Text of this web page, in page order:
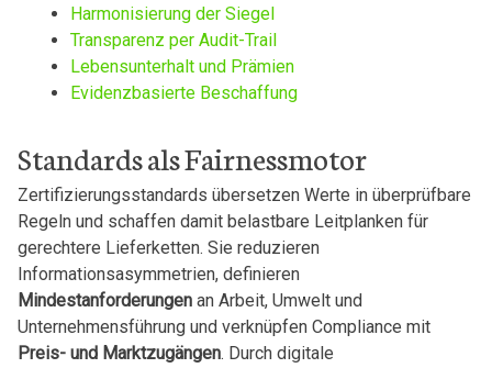
Harmonisierung der Siegel
Transparenz per Audit-Trail
Lebensunterhalt und Prämien
Evidenzbasierte Beschaffung
Standards als Fairnessmotor
Zertifizierungsstandards übersetzen Werte in überprüfbare
Regeln und schaffen damit belastbare Leitplanken für
gerechtere Lieferketten. Sie reduzieren
Informationsasymmetrien, definieren
Mindestanforderungenan Arbeit, Umwelt und
Unternehmensführung und verknüpfen Compliance mit
Preis- und Marktzugängen. Durch digitale